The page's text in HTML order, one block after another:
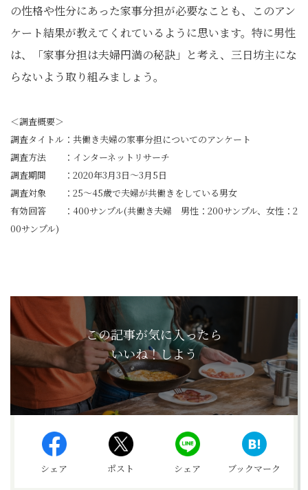
の性格や性分にあった家事分担が必要なことも、このアン
ケート結果が教えてくれているように思います。特に男性
は、「家事分担は夫婦円満の秘訣」と考え、三日坊主にな
らないよう取り組みましょう。
＜調査概要＞
調査タイトル：共働き夫婦の家事分担についてのアンケート
調査方法 ：インターネットリサーチ
調査期間 ：2020年3月3日～3月5日
調査対象 ：25～45歳で夫婦が共働きをしている男女
有効回答 ：400サンプル(共働き夫婦 男性：200サンプル、女性：2
00サンプル)
この記事が気に入ったら
いいね！しよう
シェア ポスト シェア ブックマーク